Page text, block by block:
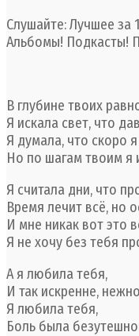
Слушайте: Лучшее за
Альбомы! Подкасты!
В глубине твоих
Я искала свет, что
Я думала, что скоро
Но по шагам твоим я
Я считала дни, что
Время лечит всё, но
И мне никак вот это
Я не хочу без тебя
А я любила тебя,
И так искренне,
Я любила тебя,
Боль была